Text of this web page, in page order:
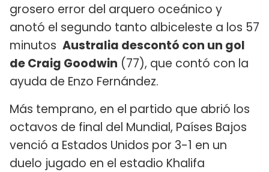
grosero error del arquero oceánico y
anotó el segundo tanto albiceleste a los 57
minutos Australia descontó con un gol
de Craig Goodwin (77), que contó con la
ayuda de Enzo Fernández.
Más temprano, en el partido que abrió los
octavos de final del Mundial, Países Bajos
venció a Estados Unidos por 3-1 en un
duelo jugado en el estadio Khalifa